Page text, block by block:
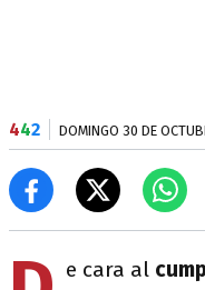
442 DOMINGO 30 DE
e cara al